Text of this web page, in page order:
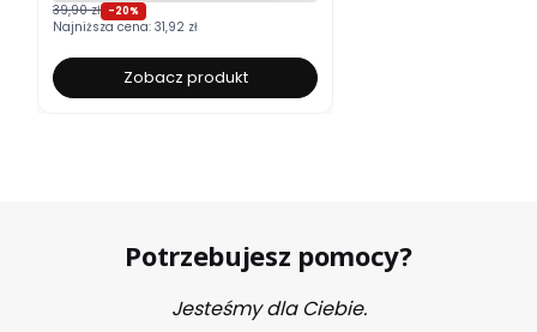
39,90 zł -20%
Najniższa cena: 31,92 zł
Zobacz produkt
Potrzebujesz pomocy?
Jesteśmy dla Ciebie.